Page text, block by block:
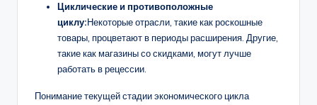
Циклические и противоположные
циклу:Некоторые отрасли, такие как роскошные
товары, процветают в периоды расширения. Другие,
такие как магазины со скидками, могут лучше
работать в рецессии.
Понимание текущей стадии экономического цикла